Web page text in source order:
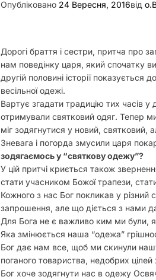
Опубліковано 24 Вересня, 2016від
Дорогі браття і сестри, притча про
нам поведінку царя, який спочатку
другій половині історії
весільної одежі.
Вартує згадати традицію тих часів
отримували святковий одяг. Тепер
міг зодягнутися у новий,
Зневага і погорда змусили царя
зодягаємось у “святкову одежу”?
У цій притчі криється також
стати учасником Божої трапези,
Кожного з нас Бог покликав у різний
запрошення, але що діється з нами
Для Бога не є важливо ким ми були,
Яка змінюється наша “одежа”
Бог дає нам все, щоб ми скинули
поганого товариства, недобрих
Бог хоче зодягнути нас в одежу